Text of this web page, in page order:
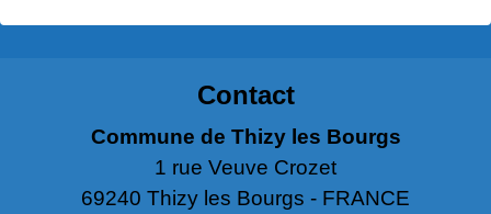
Contact
Commune de Thizy les Bourgs
1 rue Veuve Crozet
69240 Thizy les Bourgs - FRANCE